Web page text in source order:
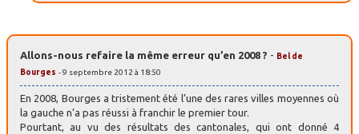
Allons-nous refaire la même erreur qu’en 2008 ? - Bel de
Bourges - 9 septembre 2012 à 18:50
En 2008, Bourges a tristement été l’une des rares villes moyennes où
la gauche n’a pas réussi à franchir le premier tour.
Pourtant, au vu des résultats des cantonales, qui ont donné 4